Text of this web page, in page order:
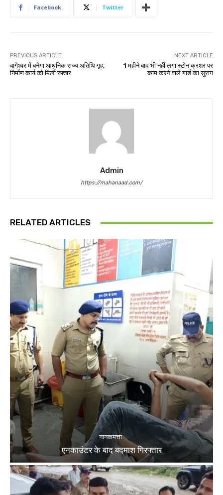
Facebook Twitter
PREVIOUS ARTICLE
बागेश्वर में बनेगा आधुनिक राज्य अतिथि गृह,
निर्माण कार्य को मिली रफ्तार
NEXT ARTICLE
1 महीने बाद भी नहीं लगा स्टोन क्रशर पर
काम करने वाले गार्ड का सुराग
Admin
https://mahanaad.com/
RELATED ARTICLES
नानकमत्ता
एनकाउंटर के बाद बदमाश गिरफ्तार